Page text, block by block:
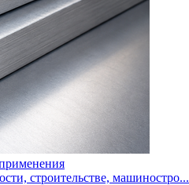
строительстве, машиностро...